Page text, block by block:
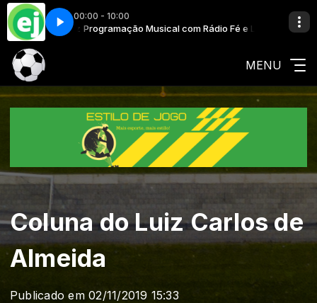
00:00 - 10:00
e Luz Programação Musical com Rádio Fé e Luz
E-Lye Creed- Résumé for Love
MENU
Coluna do Luiz Carlos de
Almeida
Publicado em 02/11/2019 15:33